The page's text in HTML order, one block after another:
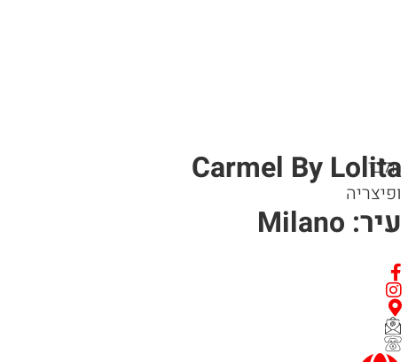
חלבי
ופיצריה
Carmel By Lolita
עיר: Milano